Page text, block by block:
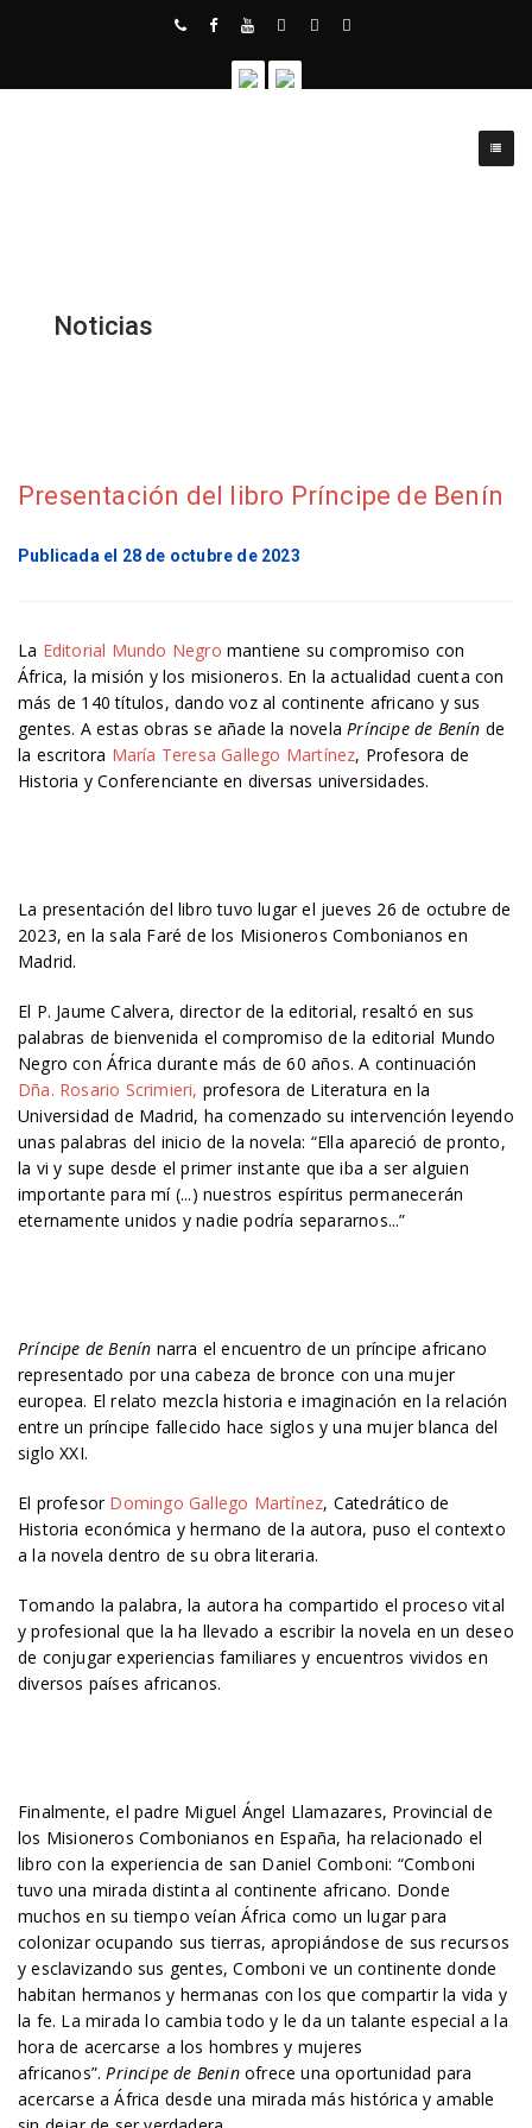
Noticias
Presentación del libro Príncipe de Benín
Publicada el 28 de octubre de 2023
La Editorial Mundo Negro mantiene su compromiso con
África, la misión y los misioneros. En la actualidad cuenta con
más de 140 títulos, dando voz al continente africano y sus
gentes. A estas obras se añade la novelaPríncipe de Benín de
la escritora María Teresa Gallego Martínez, Profesora de
Historia y Conferenciante en diversas universidades.
La presentación del libro tuvo lugar el jueves 26 de octubre de
2023, en la sala Faré de los Misioneros Combonianos en
Madrid.
El P. Jaume Calvera, director de la editorial, resaltó en sus
palabras de bienvenida el compromiso de la editorial Mundo
Negro con África durante más de 60 años. A continuación
Dña. Rosario Scrimieri, profesora de Literatura en la
Universidad de Madrid, ha comenzado su intervención leyendo
unas palabras del inicio de la novela: “Ella apareció de pronto,
la vi y supe desde el primer instante que iba a ser alguien
importante para mí (...) nuestros espíritus permanecerán
eternamente unidos y nadie podría separarnos...”
Príncipe de Benín narra el encuentro de un príncipe africano
representado por una cabeza de bronce con una mujer
europea. El relato mezcla historia e imaginación en la relación
entre un príncipe fallecido hace siglos y una mujer blanca del
siglo XXI.
El profesor Domingo Gallego Martínez, Catedrático de
Historia económica y hermano de la autora, puso el contexto
a la novela dentro de su obra literaria.
Tomando la palabra, la autora ha compartido el proceso vital
y profesional que la ha llevado a escribir la novela en un deseo
de conjugar experiencias familiares y encuentros vividos en
diversos países africanos.
Finalmente, el padre Miguel Ángel Llamazares, Provincial de
los Misioneros Combonianos en España, ha relacionado el
libro con la experiencia de san Daniel Comboni: “Comboni
tuvo una mirada distinta al continente africano. Donde
muchos en su tiempo veían África como un lugar para
colonizar ocupando sus tierras, apropiándose de sus recursos
y esclavizando sus gentes, Comboni ve un continente donde
habitan hermanos y hermanas con los que compartir la vida y
la fe. La mirada lo cambia todo y le da un talante especial a la
hora de acercarse a los hombres y mujeres
africanos”. Principe de Beninofrece una oportunidad para
acercarse a África desde una mirada más histórica y amable